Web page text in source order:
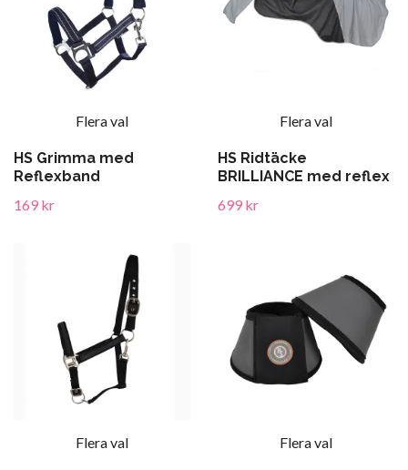
Flera val
HS Grimma med
Reflexband
169 kr
Flera val
HS Ridtäcke
BRILLIANCE med reflex
699 kr
Flera val Flera val